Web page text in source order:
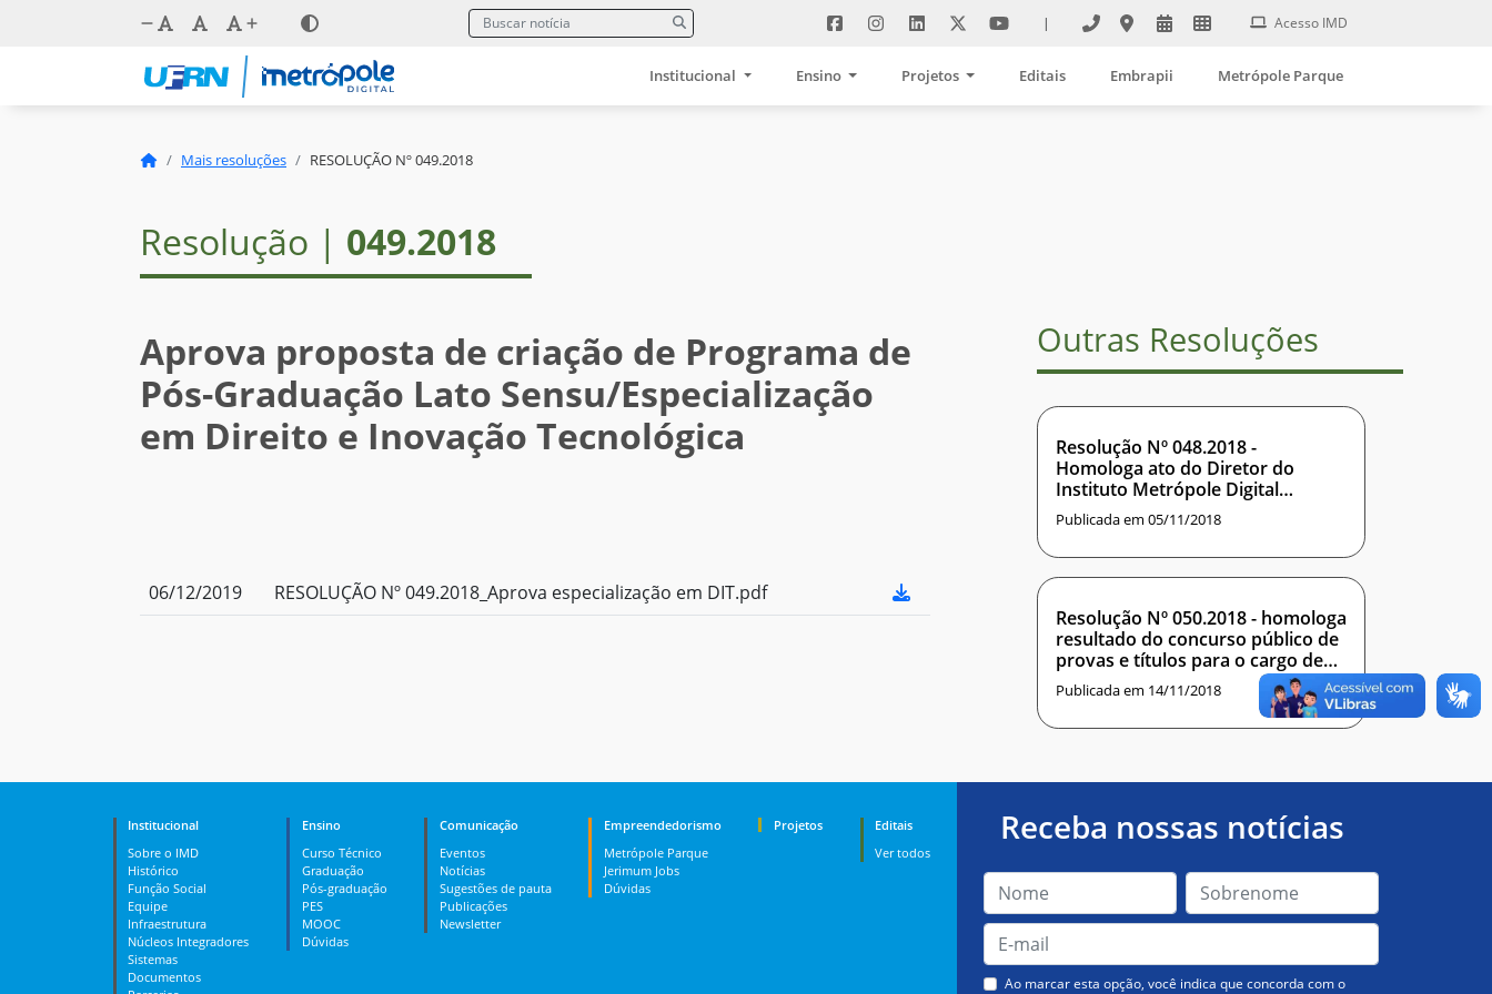
| Acesso IMD
Institucional Ensino Projetos Editais Embrapii Metrópole Parque
Mais resoluções RESOLUÇÃO Nº 049.2018
Resolução | 049.2018
Aprova proposta de criação de Programa de
Pós-Graduação Lato Sensu/Especialização
em Direito e Inovação Tecnológica
06/12/2019 RESOLUÇÃO Nº 049.2018_Aprova especialização em DIT.pdf
Outras Resoluções
Resolução Nº 048.2018 -
Homologa ato do Diretor do
Instituto Metrópole Digital
praticado Ad referendum deste
conselho, que aprova processo de
solicitação de afastamento do
país
Publicada em 05/11/2018
Resolução Nº 050.2018 - homologa
resultado do concurso público de
provas e títulos para o cargo de
Professor do Magistério Superior,
na área de SEGURANÇA DA
INFORMAÇÃO, para o Instituto
Publicada em 14/11/2018
Institucional
Sobre o IMD
Histórico
Função Social
Equipe
Infraestrutura
Núcleos Integradores
Sistemas
Documentos
Ensino
Curso Técnico
Graduação
Pós-graduação
PES
MOOC
Dúvidas
Comunicação
Eventos
Notícias
Sugestões de pauta
Publicações
Newsletter
Empreendedorismo
Metrópole Parque
Jerimum Jobs
Dúvidas
Projetos
Editais
Ver todos
Receba nossas notícias
Ao marcar esta opção, você indica que concorda com o